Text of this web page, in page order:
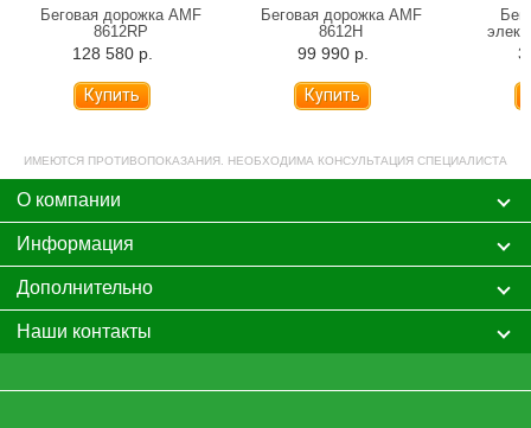
Беговая дорожка AMF
8612RP
128 580 р.
Беговая дорожка AMF
8612H
99 990 р.
ИМЕЮТСЯ ПРОТИВОПОКАЗАНИЯ. НЕОБХОДИМА КОНСУЛЬТАЦИЯ СПЕЦИАЛИСТА
О компании
Информация
Дополнительно
Наши контакты